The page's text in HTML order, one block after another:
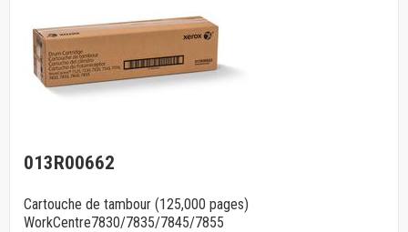
013R00662
Cartouche de tambour (125,000 pages)
WorkCentre7830/7835/7845/7855